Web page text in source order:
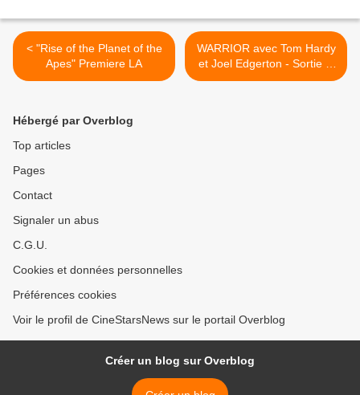
< "Rise of the Planet of the
Apes" Premiere LA
WARRIOR avec Tom Hardy
et Joel Edgerton - Sortie le
14 Septembre >
Hébergé par Overblog
Top articles
Pages
Contact
Signaler un abus
C.G.U.
Cookies et données personnelles
Préférences cookies
Voir le profil de CineStarsNews sur le portail Overblog
Créer un blog sur Overblog